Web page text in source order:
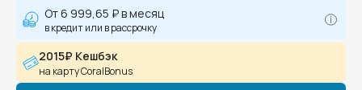
От6 999,65 ₽в месяц
в кредит или в рассрочку
2015₽ Кешбэк
на карту CoralBonus